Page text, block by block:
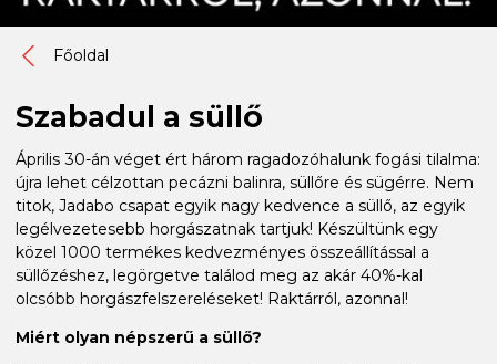
Főoldal
Szabadul a süllő
Április 30-án véget ért három ragadozóhalunk fogási tilalma:
újra lehet célzottan pecázni balinra, süllőre és sügérre. Nem
titok, Jadabo csapat egyik nagy kedvence a süllő, az egyik
legélvezetesebb horgászatnak tartjuk! Készültünk egy
közel 1000 termékes kedvezményes összeállítással a
süllőzéshez, legörgetve találod meg az akár 40%-kal
olcsóbb horgászfelszereléseket! Raktárról, azonnal!
Miért olyan népszerű a süllő?